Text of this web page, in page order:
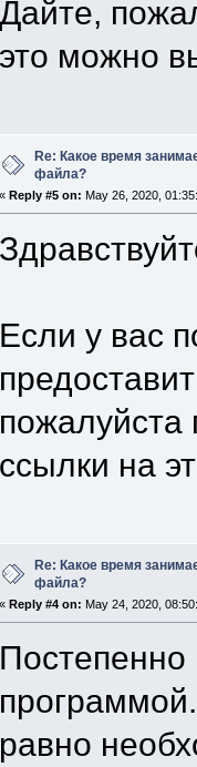
Дайте,
это можно
Re: Какое время
файла?
« Reply #5 on: May 26, 2020,
Если у вас
пожалуйста
ссылки на
Re: Какое время
файла?
« Reply #4 on: May 24, 2020,
Постепенно
равно